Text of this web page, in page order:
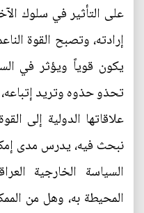
على التأثير في سلوك
إرادته، وتصبح القوة
يكون قوياً ويؤثر في
تحذو حذوه وتريد
علاقاتها الدولية إلى
نبحث فيه، يدرس مدى
السياسة الخارجية
المحيطة به، وهل من